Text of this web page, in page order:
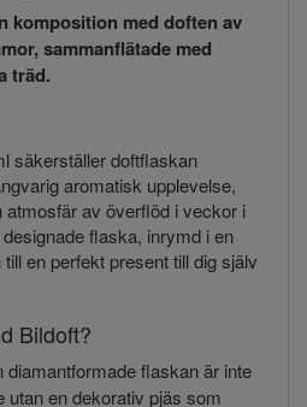
komposition med doften av
sammanflätade med
träd.
säkerställer doftflaskan
aromatisk upplevelse,
atmosfär av överflöd i veckor i
flaska, inrymd i en
en perfekt present till dig själv
Bildoft?
diamantformade flaskan är inte
utan en dekorativ pjäs som